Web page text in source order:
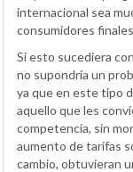
internacional sea
consumidores
Si esto sucediera
no supondría un
ya que en este tipo
aquello que les
competencia, sin
aumento de tarifas
cambio, obtuvieran